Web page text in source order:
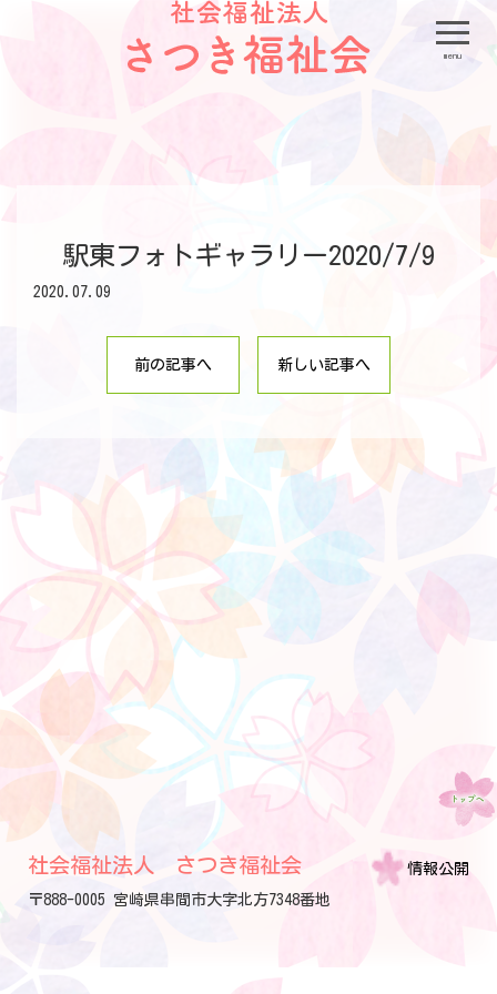
menu
駅東フォトギャラリー2020/7/9
2020.07.09
前の記事へ 新しい記事へ
社会福祉法人 さつき福祉会
〒888-0005 宮崎県串間市大字北方7348番地
情報公開